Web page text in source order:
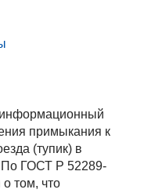
примыкания к
(тупик) в
По ГОСТ Р 52289-
том, что